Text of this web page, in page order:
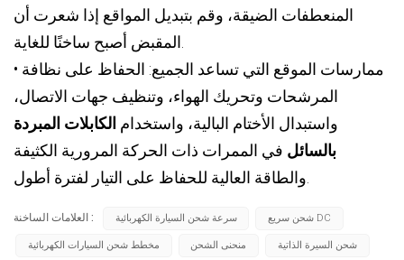
المنعطفات الضيقة، وقم بتبديل المواقع إذا شعرت أن
• ممارسات الموقع التي تساعد الجميع: الحفاظ على نظافة
المرشحات وتحريك الهواء، وتنظيف جهات الاتصال،
واستبدال الأختام البالية، واستخدام الكابلات المبردة
بالسائل في الممرات ذات الحركة المرورية الكثيفة
العلامات الساخنة : سرعة شحن السيارة الكهربائية شحن سريع DC
مخطط شحن السيارات الكهربائية منحنى الشحن شحن السيرة الذاتية